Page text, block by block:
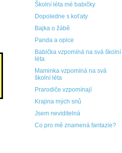
Školní léta mé babičky
Dopoledne s koťaty
Bajka o žábě
Panda a opice
Babička vzpomíná na svá školní
léta
Maminka vzpomíná na svá
školní léta
Prarodiče vzpomínají
Krajina mých snů
Jsem neviditelná
Co pro mě znamená fantazie?